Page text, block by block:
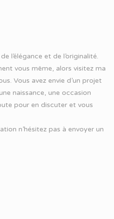
l’élégance et de l’originalité.
vous même, alors visitez ma
Vous avez envie d’un projet
naissance, une occasion
pour en discuter et vous
n’hésitez pas à envoyer un